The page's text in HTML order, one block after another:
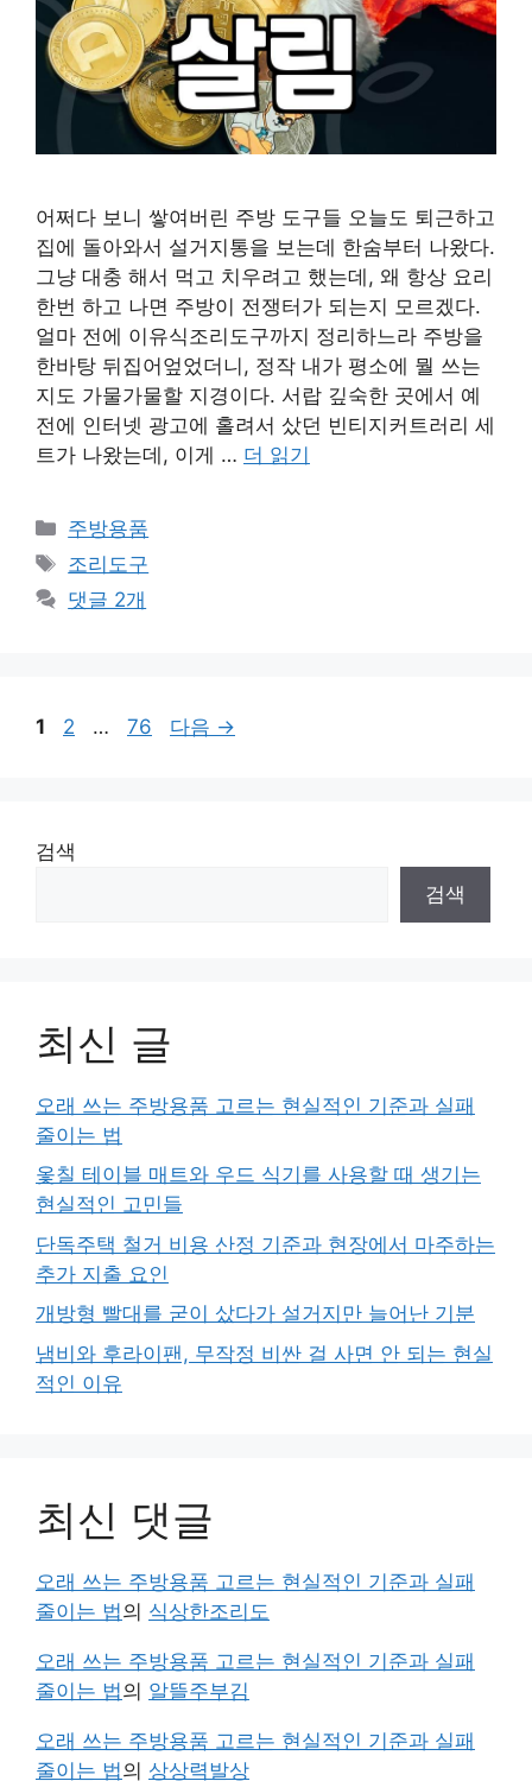
어쩌다 보니 쌓여버린 주방 도구들 오늘도 퇴근하고
집에 돌아와서 설거지통을 보는데 한숨부터 나왔다.
그냥 대충 해서 먹고 치우려고 했는데, 왜 항상 요리
한번 하고 나면 주방이 전쟁터가 되는지 모르겠다.
얼마 전에 이유식조리도구까지 정리하느라 주방을
한바탕 뒤집어엎었더니, 정작 내가 평소에 뭘 쓰는
지도 가물가물할 지경이다. 서랍 깊숙한 곳에서 예
전에 인터넷 광고에 홀려서 샀던 빈티지커트러리 세
트가 나왔는데, 이게 … 더 읽기
카
테
리
주방용품
태
그
조리도구
댓글 2개
페
1
페
2 …
페
76 다음 →
검색
검색
최신 글
오래 쓰는 주방용품 고르는 현실적인 기준과 실패
줄이는 법
옻칠 테이블 매트와 우드 식기를 사용할 때 생기는
현실적인 고민들
단독주택 철거 비용 산정 기준과 현장에서 마주하는
추가 지출 요인
개방형 빨대를 굳이 샀다가 설거지만 늘어난 기분
냄비와 후라이팬, 무작정 비싼 걸 사면 안 되는 현실
적인 이유
최신 댓글
오래 쓰는 주방용품 고르는 현실적인 기준과 실패
줄이는 법의 식상한조리도
오래 쓰는 주방용품 고르는 현실적인 기준과 실패
줄이는 법의 알뜰주부김
오래 쓰는 주방용품 고르는 현실적인 기준과 실패
줄이는 법의 상상력발상